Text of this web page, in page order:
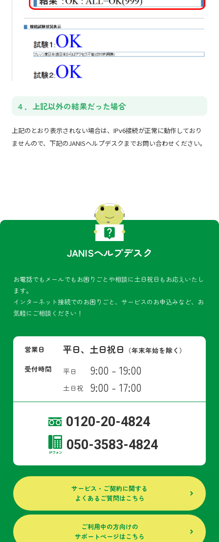
４．上記以外の結果だった場合
上記のとおり表示されない場合は、IPv6接続が正常に動作しており
ませんので、下記のJANISヘルプデスクまでお問い合わせください。
JANISヘルプデスク
お電話でもメールでもお困りごとや相談に土日祝日もお応えいたし
ます。
インターネット接続でのお困りごと、サービスのお申込みなど、お
気軽にご相談ください！
営業日 平日、土日祝日 （年末年始を除く）
受付時間
平日 9:00 - 19:00
土日祝 9:00 - 17:00
0120-20-4824
050-3583-4824
サービス・ご契約に関する
よくあるご質問はこちら
ご利用中の方向けの
サポートページはこちら